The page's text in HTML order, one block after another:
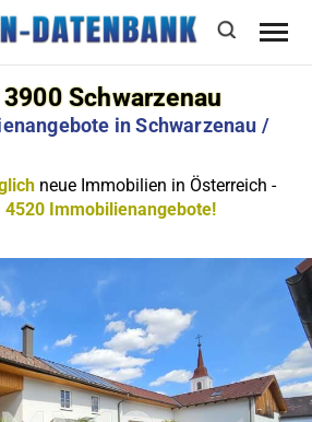
Schwarzenau
in Schwarzenau /
neue Immobilien in Österreich -
4520 Immobilienangebote!